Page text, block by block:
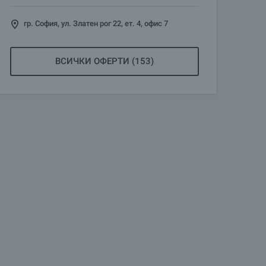
гр. София, ул. Златен рог 22, ет. 4, офис 7
ВСИЧКИ ОФЕРТИ (153)